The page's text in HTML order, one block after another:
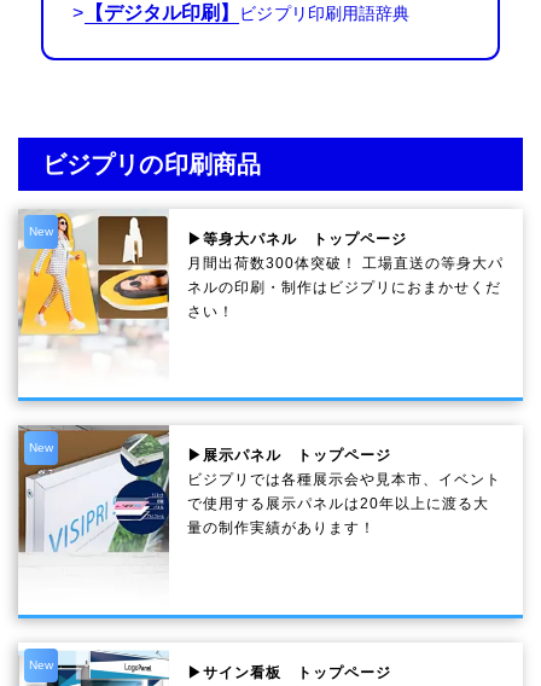
> 【デジタル印刷】
ビジプリの印刷商品
New
▶等身大パネル トップページ
月間出荷数300体突破！ 工場直送の等身大パ
ネルの印刷・制作は ビジプリ におまかせくだ
さい！
New
▶展示パネル トップページ
ビジプリでは各種展示会や見本市、イベント
で使用する展示パネルは20年以上に渡る大
量の制作実績があります！
New
▶サイン看板 トップページ